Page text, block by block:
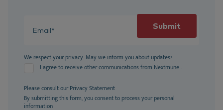
We respect your privacy. May we inform you about updates?
I agree to receive other communications from Nextmune .
Please consult ourPrivacy Statement
By submitting this form, you consent to process your personal
information